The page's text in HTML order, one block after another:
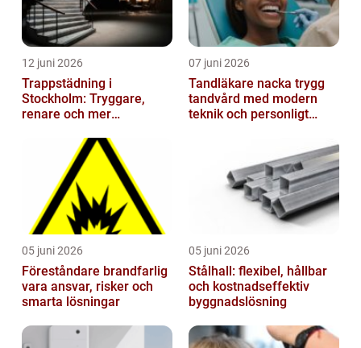
12 juni 2026
Trappstädning i
Stockholm: Tryggare,
renare och mer
07 juni 2026
Tandläkare nacka trygg
tandvård med modern
teknik och personligt
05 juni 2026
Föreståndare brandfarlig
vara ansvar, risker och
smarta lösningar
05 juni 2026
Stålhall: flexibel, hållbar
och kostnadseffektiv
byggnadslösning